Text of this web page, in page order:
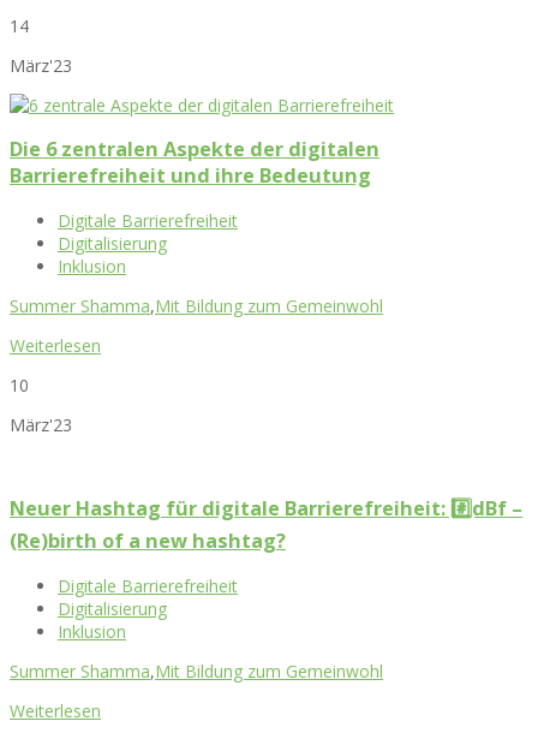
14
März'23
Die 6 zentralen Aspekte der digitalen
Barrierefreiheit und ihre Bedeutung
Digitale Barrierefreiheit
Digitalisierung
Inklusion
Summer Shamma,Mit Bildung zum Gemeinwohl
Weiterlesen
10
März'23
Neuer Hashtag für digitale Barrierefreiheit: #️⃣dBf –
(Re)birth of a new hashtag?
Digitale Barrierefreiheit
Digitalisierung
Inklusion
Summer Shamma,Mit Bildung zum Gemeinwohl
Weiterlesen